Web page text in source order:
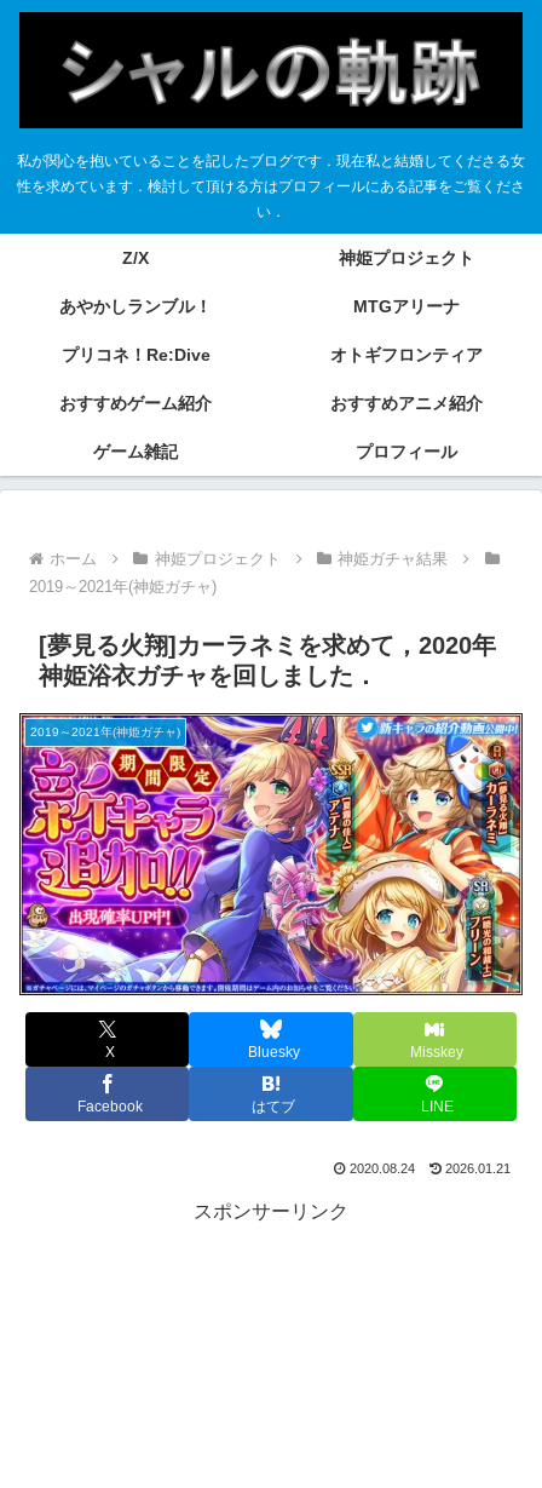
私が関心を抱いていることを記したブログです．現在私と結婚してくださる女
性を求めています．検討して頂ける方はプロフィールにある記事をご覧くださ
い．
Z/X 神姫プロジェクト
あやかしランブル！ MTGアリーナ
プリコネ！Re:Dive オトギフロンティア
おすすめゲーム紹介 おすすめアニメ紹介
ゲーム雑記 プロフィール
ホーム 神姫プロジェクト
神姫ガチャ結果
2019～2021年(神姫ガチャ)
[夢見る火翔]カーラネミを求めて，2020年
神姫浴衣ガチャを回しました．
2019～2021年(神姫ガチャ)
X Bluesky Misskey
Facebook はてブ LINE
2020.08.24 2026.01.21
スポンサーリンク